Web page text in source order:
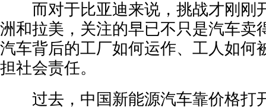
而对于比亚迪来说，挑战才刚刚
洲和拉美，关注的早已不只是汽车卖
汽车背后的工厂如何运作、工人如何
担社会责任。
过去，中国新能源汽车靠价格打